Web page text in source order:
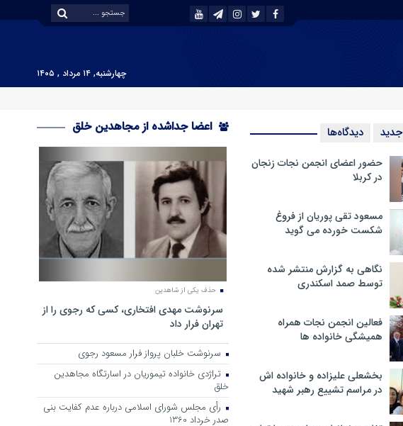
چهارشنبه, ۱۴ مرداد , ۱۴۰۵
جدید دیدگاه‌ها
حضور اعضای انجمن نجات زنجان
در کربلا
مسعود تقی پوریان از فروغ
شکست خورده می گوید
نگاهی به گزارش منتشر شده
توسط صمد اسکندری
فعالین انجمن نجات همراه
همیشگی خانواده ها
بخشعلی علیزاده و خانواده اش
در مراسم تشییع رهبر شهید
اعضا جداشده از مجاهدین خلق
حذف یکی از شاهدین
سرنوشت مهدی افتخاری، کسی که رجوی را از
تهران فرار داد
سرنوشت خلبان پرواز فرار مسعود رجوی
تراژدی خانواده تیموریان در اسارتگاه مجاهدین
خلق
رأی مجلس شورای اسلامی درباره عدم كفایت بنی
صدر خرداد 1360